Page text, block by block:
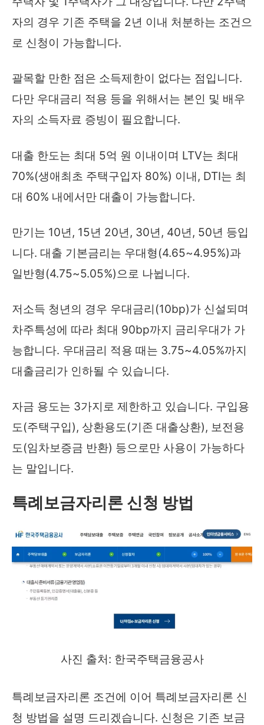
자의 경우 기존 주택을 2년 이내 처분하는 조건으
로 신청이 가능합니다.
괄목할 만한 점은 소득제한이 없다는 점입니다.
다만 우대금리 적용 등을 위해서는 본인 및 배우
자의 소득자료 증빙이 필요합니다.
대출 한도는 최대 5억 원 이내이며 LTV는 최대
70%(생애최초 주택구입자 80%) 이내, DTI는 최
대 60% 내에서만 대출이 가능합니다.
만기는 10년, 15년 20년, 30년, 40년, 50년 등입
니다. 대출 기본금리는 우대형(4.65~4.95%)과
일반형(4.75~5.05%)으로 나뉩니다.
저소득 청년의 경우 우대금리(10bp)가 신설되며
차주특성에 따라 최대 90bp까지 금리우대가 가
능합니다. 우대금리 적용 때는 3.75~4.05%까지
대출금리가 인하될 수 있습니다.
자금 용도는 3가지로 제한하고 있습니다. 구입용
도(주택구입), 상환용도(기존 대출상환), 보전용
도(임차보증금 반환) 등으로만 사용이 가능하다
는 말입니다.
특례보금자리론 신청 방법
사진 출처: 한국주택금융공사
특례보금자리론 조건에 이어 특례보금자리론 신
청 방법을 설명 드리겠습니다. 신청은 기존 보금